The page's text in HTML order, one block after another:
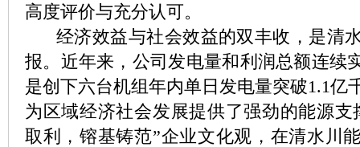
高度评价与充分认可。
经济效益与社会效益的双丰收，是清
报。近年来，公司发电量和利润总额连续
是创下六台机组年内单日发电量突破1.1亿
为区域经济社会发展提供了强劲的能源支
取利，镕基铸范”企业文化观，在清水川